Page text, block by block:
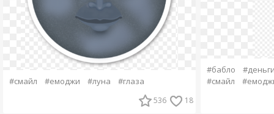
#смайл #емоджи #луна #глаза
536 18
#бабло
#смайл